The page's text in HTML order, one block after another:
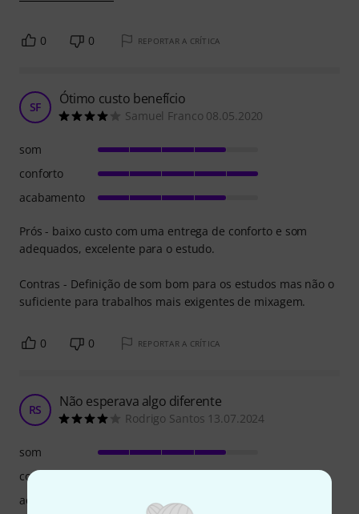
0 0 REPORTAR A CRÍTICA
SF Ótimo custo benefício
Samuel Franco 08.05.2020
Prós - baixo custo com uma entrega de conforto e som
adequados, excelente para o estudo.
Contras - Definição de som bom para os estudos mas não o
suficiente para trabalhos mais exigentes de mixagem.
som
conforto
acabamento
0 0 REPORTAR A CRÍTICA
RS Não esperava algo diferente
Rodrigo Santos 13.07.2024
som
conforto
acabamento